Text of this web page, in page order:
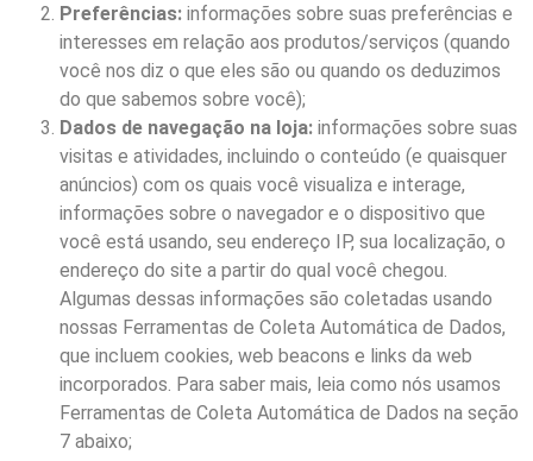
Preferências: informações sobre suas preferências e
interesses em relação aos produtos/serviços (quando
você nos diz o que eles são ou quando os deduzimos
do que sabemos sobre você);
Dados de navegação na loja: informações sobre suas
visitas e atividades, incluindo o conteúdo (e quaisquer
anúncios) com os quais você visualiza e interage,
informações sobre o navegador e o dispositivo que
você está usando, seu endereço IP, sua localização, o
endereço do site a partir do qual você chegou.
Algumas dessas informações são coletadas usando
nossas Ferramentas de Coleta Automática de Dados,
que incluem cookies, web beacons e links da web
incorporados. Para saber mais, leia como nós usamos
Ferramentas de Coleta Automática de Dados na seção
7 abaixo;